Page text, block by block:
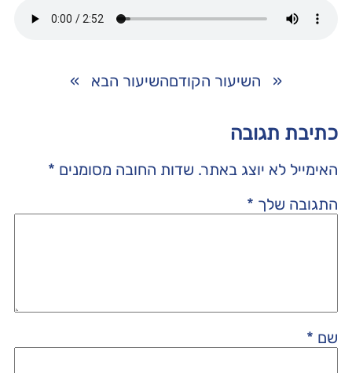
« השיעור הקודםהשיעור הבא »
כתיבת תגובה
האימייל לא יוצג באתר. שדות החובה מסומנים *
התגובה שלך *
שם *